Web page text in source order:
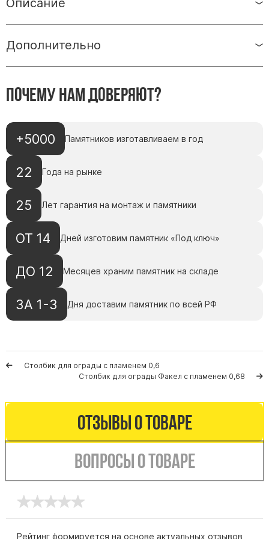
Недорогие памятники
Памятники с фотокерамикой
Памятники младенцу
Памятники женщине
Памятники жене
Памятники дочери
Памятники мужчине
Памятники мужу
Памятники врачу
Памятники индивидуальные
Памятники классические
Памятники красивые
Памятники прямоугольные
Памятники с воздушным креcтом
Описание
Дополнительно
Почему нам доверяют?
+5000 Памятников изготавливаем в год
22 Года на рынке
25 Лет гарантия на монтаж и памятники
ОТ 14 Дней изготовим памятник «Под ключ»
ДО 12 Месяцев храним памятник на складе
ЗА 1-3 Дня доставим памятник по всей РФ
Столбик для ограды с пламенем 0,6
Столбик для ограды Факел с пламенем 0,68
Отзывы о товаре
Вопросы о товаре
Рейтинг формируется на основе актуальных отзывов